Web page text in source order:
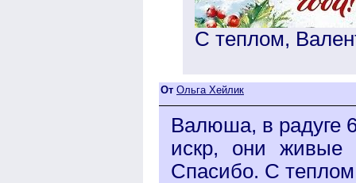
С теплом,
От Ольга Хейлик
Валюша, в радуге
искр, они живые
Спасибо. С